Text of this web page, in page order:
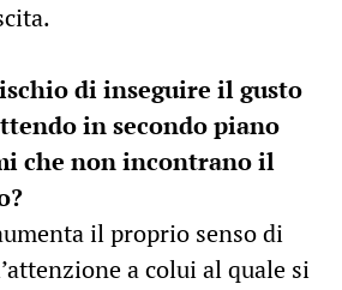
di inseguire il gusto
in secondo piano
che non incontrano il
il proprio senso di
a colui al quale si